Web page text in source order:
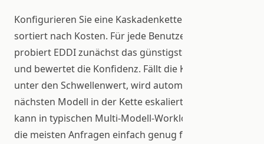
Konfigurieren Sie eine Kaskadenkette von Modellen,
sortiert nach Kosten. Für jede Benutzernachricht
probiert EDDI zunächst das günstigste Modell aus
und bewertet die Konfidenz. Fällt die Konfidenz
unter den Schwellenwert, wird automatisch zum
nächsten Modell in der Kette eskaliert. Dieser Ansatz
kann in typischen Multi-Modell-Workloads, in denen
die meisten Anfragen einfach genug für kleinere